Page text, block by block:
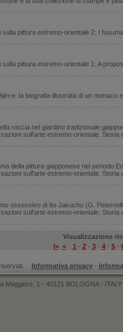
sulla pittura estremo-orientale 2: I
sulla pittura estremo-orientale 1: A
e: la biografia illustrata di un monaco
roccia nel giardino tradizionale
sull'arte estremo-orientale. Storia
della pittura giapponese nel periodo
sull'arte estremo-orientale. Storia
ossessivo di Ito Jakuchu (G.
sull'arte estremo-orientale. Storia
Visualizzazione
|< < 1 - 2- 3- 4- 5-
riservati. Informativa privacy -
Maggiore, 1 - 40121 BOLOGNA -